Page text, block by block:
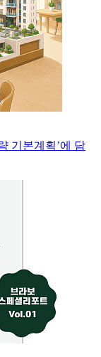
기본계획’에 담